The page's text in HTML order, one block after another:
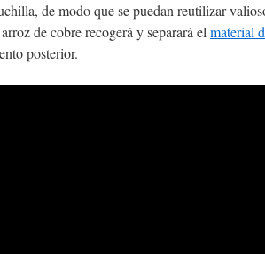
de modo que se puedan reutilizar
de cobre recogerá y separará el material
posterior.